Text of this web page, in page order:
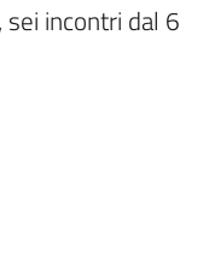
incontri dal 6